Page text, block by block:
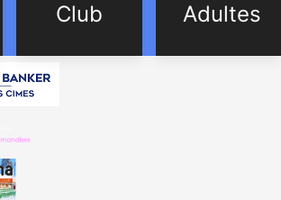
Club Adultes